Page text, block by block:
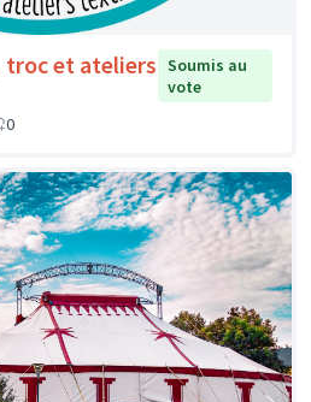
troc et ateliers Soumis au
vote
0